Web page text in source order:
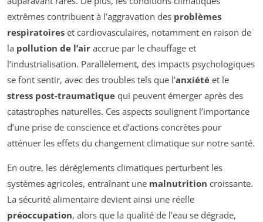
extrêmes contribuent à l’aggravation des problèmes
respiratoires et cardiovasculaires, notamment en raison de
la pollution de l’air accrue par le chauffage et
l’industrialisation. Parallèlement, des impacts psychologiques
se font sentir, avec des troubles tels que l’anxiété et le
stress post-traumatique qui peuvent émerger après des
catastrophes naturelles. Ces aspects soulignent l’importance
d’une prise de conscience et d’actions concrètes pour
atténuer les effets du changement climatique sur notre santé.
En outre, les dérèglements climatiques perturbent les
systèmes agricoles, entraînant une malnutrition croissante.
La sécurité alimentaire devient ainsi une réelle
préoccupation, alors que la qualité de l’eau se dégrade,